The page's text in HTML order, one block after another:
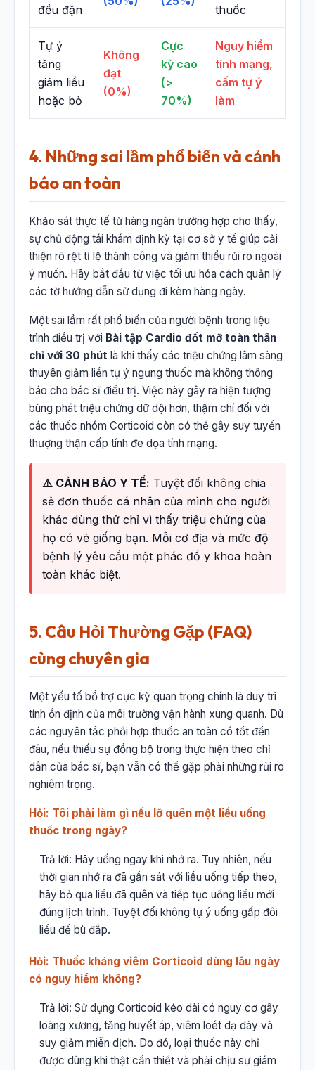
đều đặn thuốc
Tự ý
tăng
giảm liều
hoặc bỏ
Không
đạt
(0%)
Cực
kỳ cao
(>
70%)
Nguy hiểm
tính mạng,
cấm tự ý
làm
4. Những sai lầm phổ biến và cảnh
báo an toàn
Khảo sát thực tế từ hàng ngàn trường hợp cho thấy,
sự chủ động tái khám định kỳ tại cơ sở y tế giúp cải
thiện rõ rệt tỉ lệ thành công và giảm thiểu rủi ro ngoài
ý muốn. Hãy bắt đầu từ việc tối ưu hóa cách quản lý
các tờ hướng dẫn sử dụng đi kèm hàng ngày.
Một sai lầm rất phổ biến của người bệnh trong liệu
trình điều trị với Bài tập Cardio đốt mỡ toàn thân
chỉ với 30 phút là khi thấy các triệu chứng lâm sàng
thuyên giảm liền tự ý ngưng thuốc mà không thông
báo cho bác sĩ điều trị. Việc này gây ra hiện tượng
bùng phát triệu chứng dữ dội hơn, thậm chí đối với
các thuốc nhóm Corticoid còn có thể gây suy tuyến
thượng thận cấp tính đe dọa tính mạng.
⚠️ CẢNH BÁO Y TẾ: Tuyệt đối không chia
sẻ đơn thuốc cá nhân của mình cho người
khác dùng thử chỉ vì thấy triệu chứng của
họ có vẻ giống bạn. Mỗi cơ địa và mức độ
bệnh lý yêu cầu một phác đồ y khoa hoàn
toàn khác biệt.
5. Câu Hỏi Thường Gặp (FAQ)
cùng chuyên gia
Một yếu tố bổ trợ cực kỳ quan trọng chính là duy trì
tính ổn định của môi trường vận hành xung quanh. Dù
các nguyên tắc phối hợp thuốc an toàn có tốt đến
đâu, nếu thiếu sự đồng bộ trong thực hiện theo chỉ
dẫn của bác sĩ, bạn vẫn có thể gặp phải những rủi ro
nghiêm trọng.
Hỏi: Tôi phải làm gì nếu lỡ quên một liều uống
thuốc trong ngày?
Trả lời: Hãy uống ngay khi nhớ ra. Tuy nhiên, nếu
thời gian nhớ ra đã gần sát với liều uống tiếp theo,
hãy bỏ qua liều đã quên và tiếp tục uống liều mới
đúng lịch trình. Tuyệt đối không tự ý uống gấp đôi
liều để bù đắp.
Hỏi: Thuốc kháng viêm Corticoid dùng lâu ngày
có nguy hiểm không?
Trả lời: Sử dụng Corticoid kéo dài có nguy cơ gây
loãng xương, tăng huyết áp, viêm loét dạ dày và
suy giảm miễn dịch. Do đó, loại thuốc này chỉ
được dùng khi thật cần thiết và phải chịu sự giám